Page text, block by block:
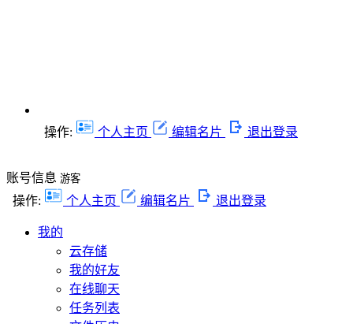
操作: 个人主页 编辑名片 退出登录
账号信息 游客
操作: 个人主页 编辑名片 退出登录
我的
云存储
我的好友
在线聊天
任务列表